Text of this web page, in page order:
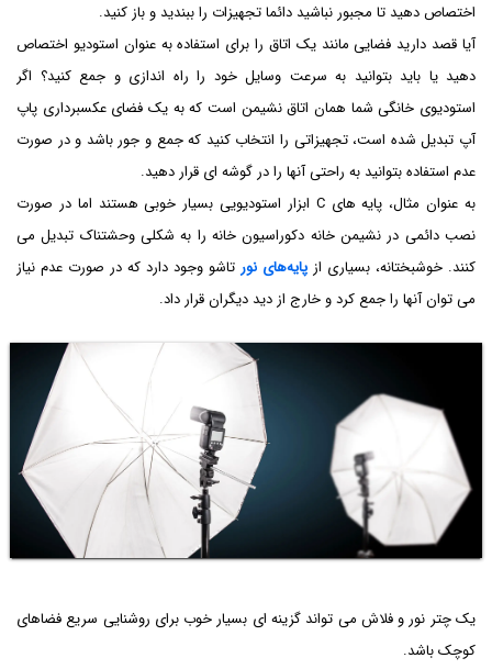
اختصاص دهید تا مجبور نباشید دائما تجهیزات را ببندید و باز کنید.
آیا قصد دارید فضایی مانند یک اتاق را برای استفاده به عنوان استودیو اختصاص
دهید یا باید بتوانید به سرعت وسایل خود را راه اندازی و جمع کنید؟ اگر
استودیوی خانگی شما همان اتاق نشیمن است که به یک فضای عکسبرداری پاپ
آپ تبدیل شده است، تجهیزاتی را انتخاب کنید که جمع و جور باشد و در صورت
عدم استفاده بتوانید به راحتی آنها را در گوشه ای قرار دهید.
به عنوان مثال، پایه های C ابزار استودیویی بسیار خوبی هستند اما در صورت
نصب دائمی در نشیمن خانه دکوراسیون خانه را به شکلی وحشتناک تبدیل می
کنند. خوشبختانه، بسیاری از پایه‌های نور تاشو وجود دارد که در صورت عدم نیاز
می توان آنها را جمع کرد و خارج از دید دیگران قرار داد.
یک چتر نور و فلاش می تواند گزینه ای بسیار خوب برای روشنایی سریع فضاهای
کوچک باشد.